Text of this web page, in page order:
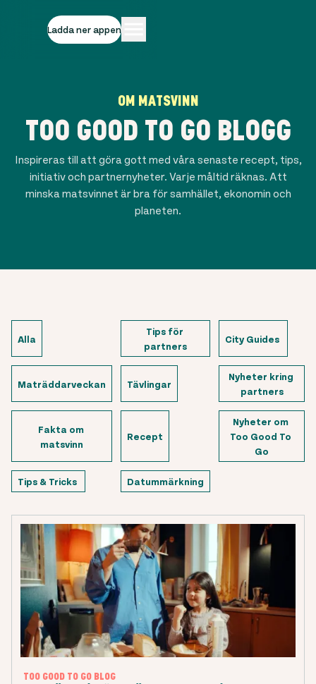
Ladda ner appen
OM MATSVINN
TOO GOOD TO GO BLOGG
Inspireras till att göra gott med våra senaste recept, tips,
initiativ och partnernyheter. Varje måltid räknas. Att
minska matsvinnet är bra för samhället, ekonomin och
planeten.
Alla
Tips för
partners
City Guides
Maträddarveckan Tävlingar
Nyheter kring
partners
Fakta om
matsvinn
Recept
Nyheter om
Too Good To
Go
Tips & Tricks Datummärkning
TOO GOOD TO GO BLOG